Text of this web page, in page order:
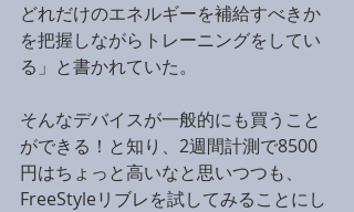
どれだけのエネルギーを補給すべきか
を把握しながらトレーニングをしてい
る」と書かれていた。
そんなデバイスが一般的にも買うこと
ができる！と知り、2週間計測で8500
円はちょっと高いなと思いつつも、
FreeStyleリブレを試してみることにし